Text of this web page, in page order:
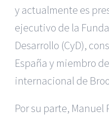
y actualmente es
ejecutivo de la
Desarrollo (CyD),
España y miembro
internacional de
Por su parte, Manuel